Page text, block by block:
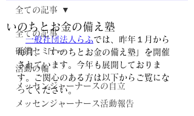
全ての記事
研鑽セミナー
活動の輪
メッセンジャーナースの自立
メッセンジャーナース活動報告
全ての記事
いのちとお金の備え塾
一般社団法人らふでは、昨年１月から
毎月、「いのちとお金の備え塾」を開催
されています。今年も展開しておりま
す。ご関心のある方は以下からご覧にな
ってください。